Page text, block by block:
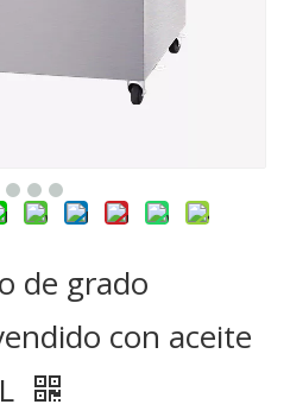
de grado
con aceite